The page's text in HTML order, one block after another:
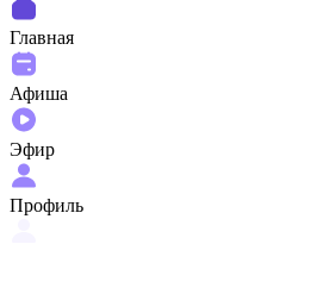
Главная
Афиша
Эфир
Профиль